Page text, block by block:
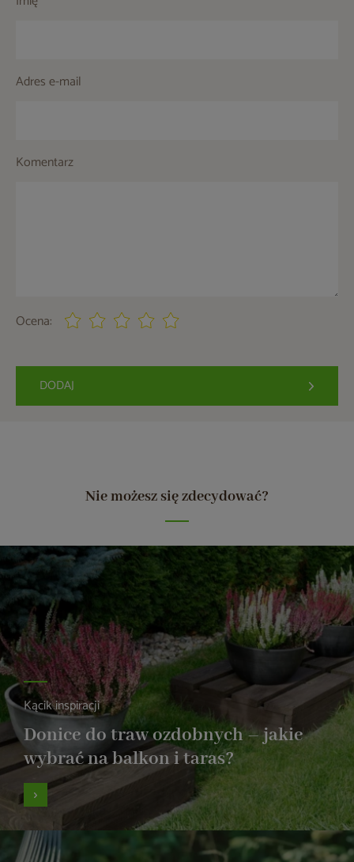
Adres e-mail
Komentarz
Ocena:
DODAJ
Nie możesz się zdecydować?
Kącik inspiracji
Donice do traw ozdobnych – jakie
wybrać na balkon i taras?